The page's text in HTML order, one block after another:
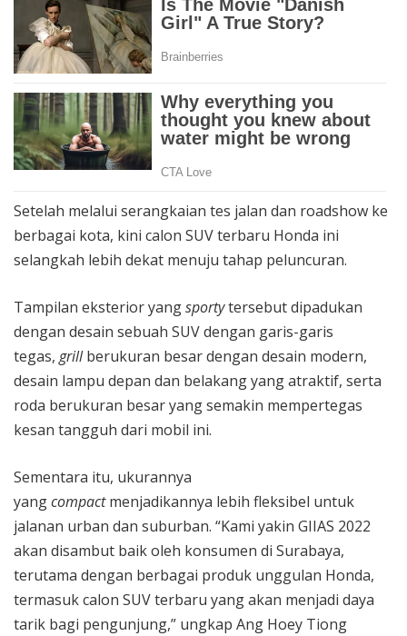
Setelah melalui serangkaian tes jalan dan roadshow ke
berbagai kota, kini calon SUV terbaru Honda ini
selangkah lebih dekat menuju tahap peluncuran.
Tampilan eksterior yangsportytersebut dipadukan
dengan desain sebuah SUV dengan garis-garis
tegas, grillberukuran besar dengan desain modern,
desain lampu depan dan belakang yang atraktif, serta
roda berukuran besar yang semakin mempertegas
kesan tangguh dari mobil ini.
Sementara itu, ukurannya
yangcompactmenjadikannya lebih fleksibel untuk
jalanan urban dan suburban. “Kami yakin GIIAS 2022
akan disambut baik oleh konsumen di Surabaya,
terutama dengan berbagai produk unggulan Honda,
termasuk calon SUV terbaru yang akan menjadi daya
tarik bagi pengunjung,” ungkap Ang Hoey Tiong